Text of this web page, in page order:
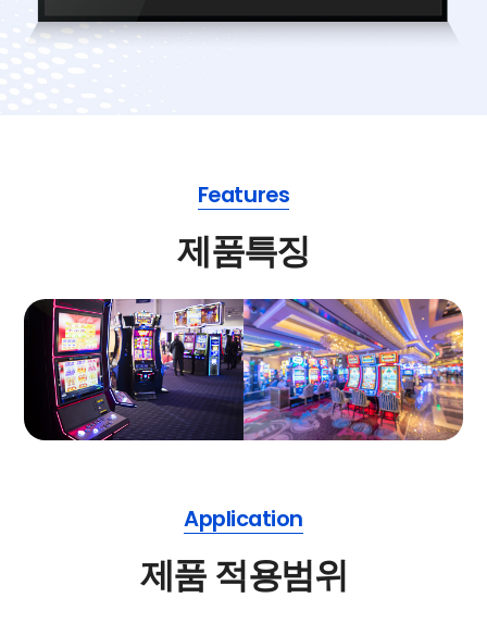
Features
제품특징
Application
제품 적용범위